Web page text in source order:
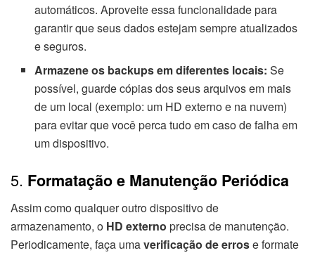
automáticos. Aproveite essa funcionalidade para
garantir que seus dados estejam sempre atualizados
e seguros.
Armazene os backups em diferentes locais: Se
possível, guarde cópias dos seus arquivos em mais
de um local (exemplo: um HD externo e na nuvem)
para evitar que você perca tudo em caso de falha em
um dispositivo.
5. Formatação e Manutenção Periódica
Assim como qualquer outro dispositivo de
armazenamento, o HD externo precisa de manutenção.
Periodicamente, faça umaverificação de errose formate